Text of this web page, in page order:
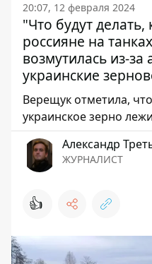
20:07, 12 февраля 2024
"Что будут
россияне на
возмутилась из-за
украинские
Верещук отметила,
украинское зерно
Александр
ЖУРНАЛИСТ
👍